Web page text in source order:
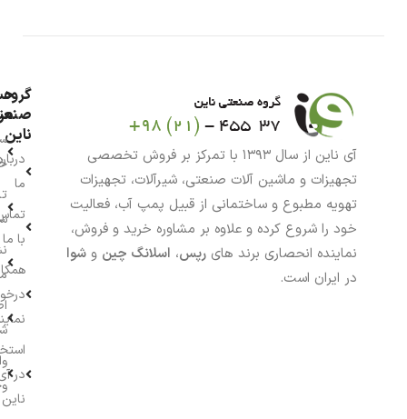
آی ناین از سال ۱۳۹۳ با تمرکز بر فروش تخصصی
تجهیزات و ماشین آلات صنعتی، شیرآلات، تجهیزات
تهویه مطبوع و ساختمانی از قبیل پمپ آب، فعالیت
خود را شروع کرده و علاوه بر مشاوره خرید و فروش،
نماینده انحصاری برند های رپس، اسلانگ چین و شوا
در ایران است.
گروه
ناین
ما
با ما
در
ناین